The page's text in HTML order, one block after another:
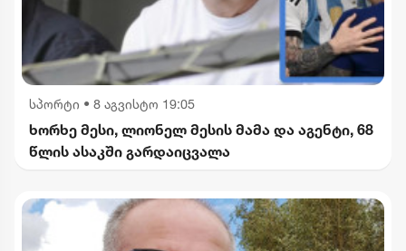
სპორტი • 8 აგვისტო 19:05
ხორხე მესი, ლიონელ მესის მამა და აგენტი, 68
წლის ასაკში გარდაიცვალა